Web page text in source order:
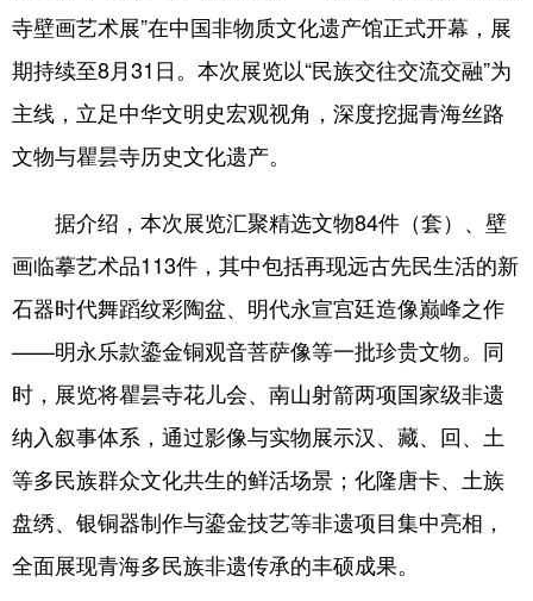
寺壁画艺术展”在中国非物质文化遗产馆正式开幕，展
期持续至8月31日。本次展览以“民族交往交流交融”为
主线，立足中华文明史宏观视角，深度挖掘青海丝路
文物与瞿昙寺历史文化遗产。
据介绍，本次展览汇聚精选文物84件（套）、壁
画临摹艺术品113件，其中包括再现远古先民生活的新
石器时代舞蹈纹彩陶盆、明代永宣宫廷造像巅峰之作
——明永乐款鎏金铜观音菩萨像等一批珍贵文物。同
时，展览将瞿昙寺花儿会、南山射箭两项国家级非遗
纳入叙事体系，通过影像与实物展示汉、藏、回、土
等多民族群众文化共生的鲜活场景；化隆唐卡、土族
盘绣、银铜器制作与鎏金技艺等非遗项目集中亮相，
全面展现青海多民族非遗传承的丰硕成果。